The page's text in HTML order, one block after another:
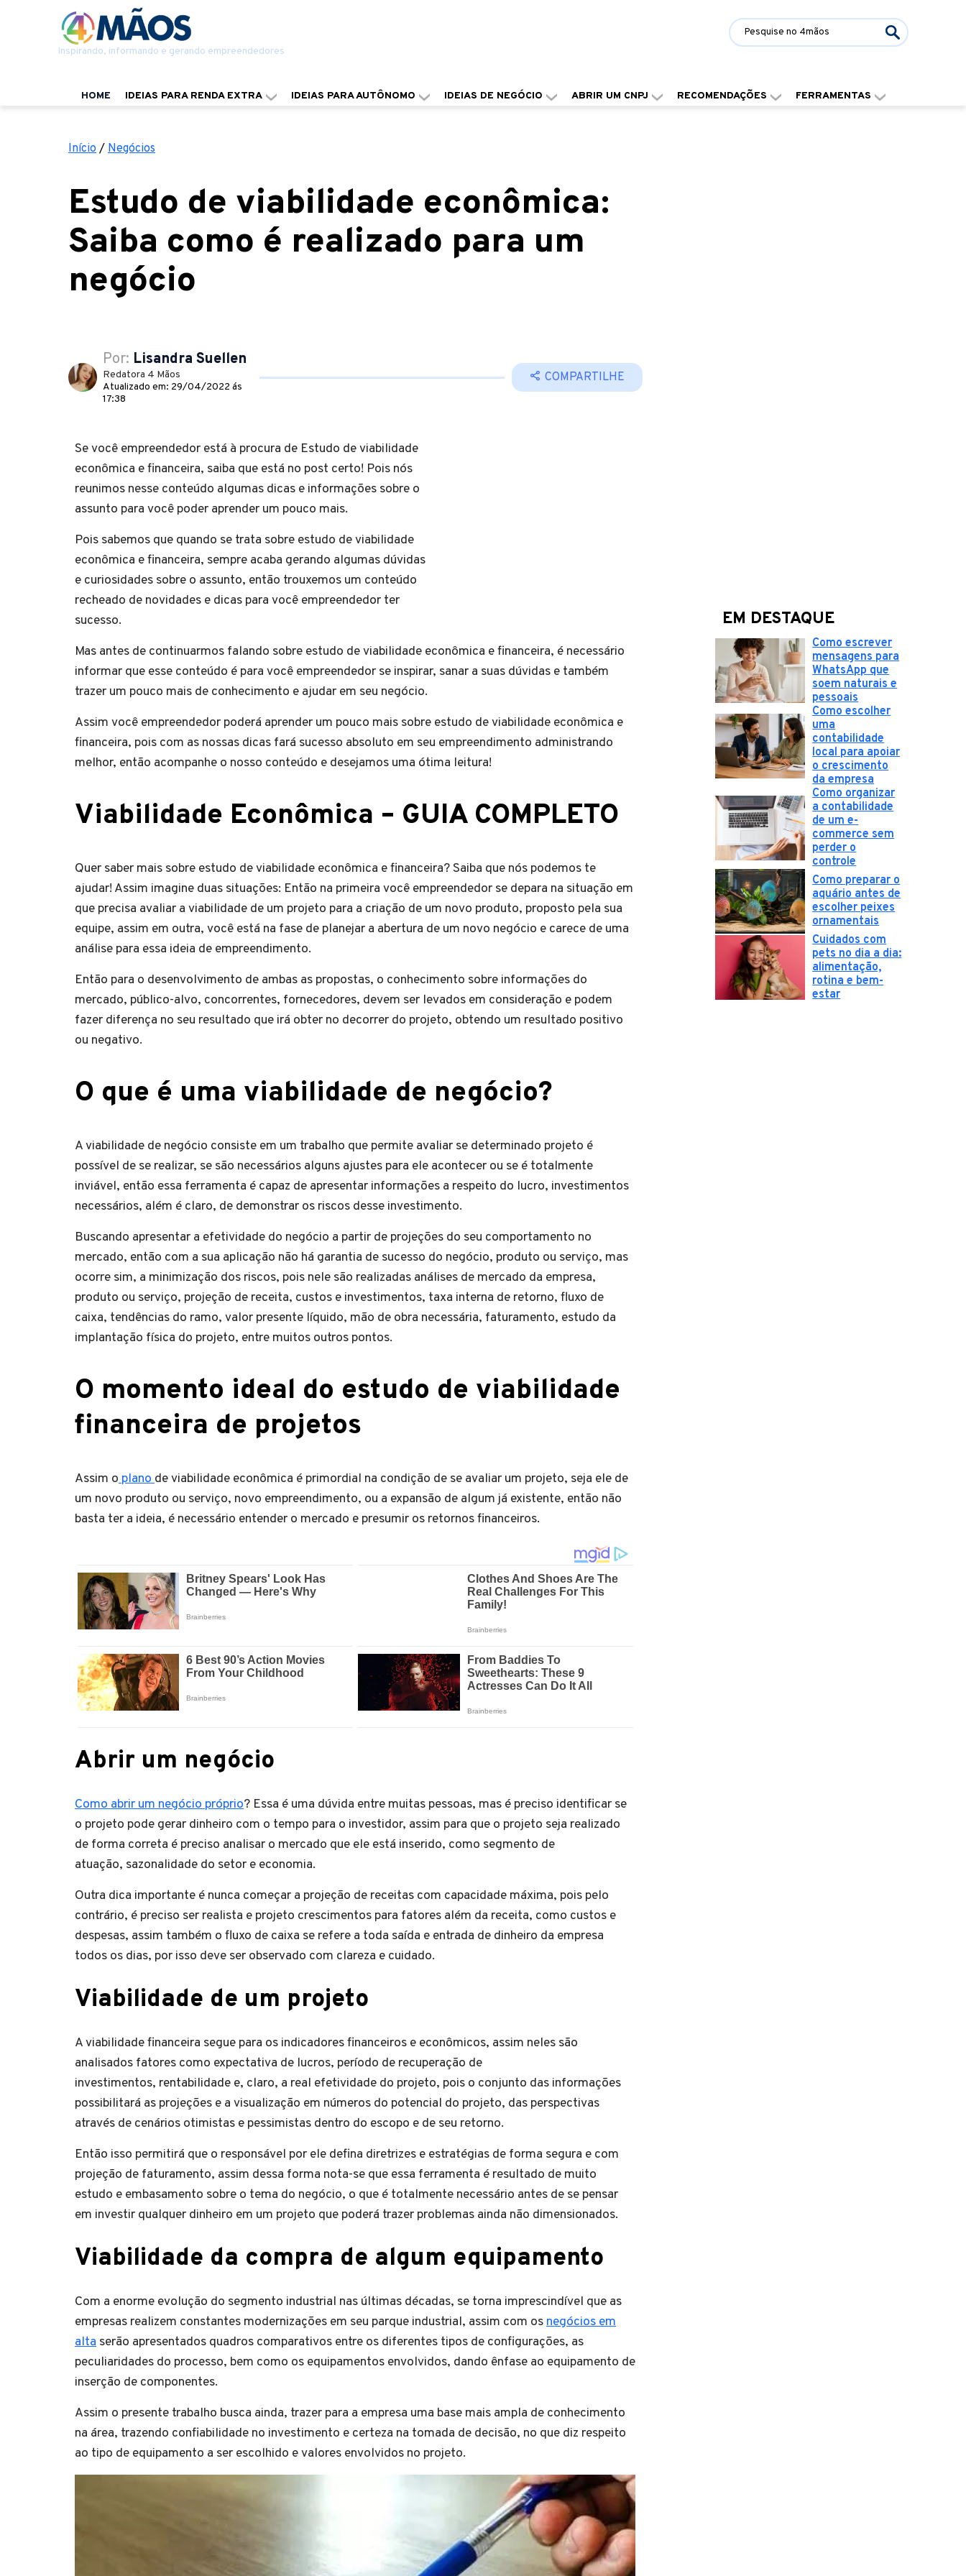
Inspirando, informando e gerando empreendedores
HOME IDEIAS PARA RENDA EXTRA IDEIAS PARA AUTÔNOMO IDEIAS DE NEGÓCIO ABRIR UM CNPJ RECOMENDAÇÕES FERRAMENTAS
Início / Negócios
Estudo de viabilidade econômica:
Saiba como é realizado para um
negócio
Por: Lisandra Suellen
Redatora 4 Mãos
Atualizado em: 29/04/2022 ás
17:38
COMPARTILHE
Se você empreendedor está à procura de Estudo de viabilidade
econômica e financeira, saiba que está no post certo! Pois nós
reunimos nesse conteúdo algumas dicas e informações sobre o
assunto para você poder aprender um pouco mais.
Pois sabemos que quando se trata sobre estudo de viabilidade
econômica e financeira, sempre acaba gerando algumas dúvidas
e curiosidades sobre o assunto, então trouxemos um conteúdo
recheado de novidades e dicas para você empreendedor ter
sucesso.
Mas antes de continuarmos falando sobre estudo de viabilidade econômica e financeira, é necessário
informar que esse conteúdo é para você empreendedor se inspirar, sanar a suas dúvidas e também
trazer um pouco mais de conhecimento e ajudar em seu negócio.
Assim você empreendedor poderá aprender um pouco mais sobre estudo de viabilidade econômica e
financeira, pois com as nossas dicas fará sucesso absoluto em seu empreendimento administrando
melhor, então acompanhe o nosso conteúdo e desejamos uma ótima leitura!
Viabilidade Econômica – GUIA COMPLETO
Quer saber mais sobre estudo de viabilidade econômica e financeira? Saiba que nós podemos te
ajudar! Assim imagine duas situações: Então na primeira você empreendedor se depara na situação em
que precisa avaliar a viabilidade de um projeto para a criação de um novo produto, proposto pela sua
equipe, assim em outra, você está na fase de planejar a abertura de um novo negócio e carece de uma
análise para essa ideia de empreendimento.
Então para o desenvolvimento de ambas as propostas, o conhecimento sobre informações do
mercado, público-alvo, concorrentes, fornecedores, devem ser levados em consideração e podem
fazer diferença no seu resultado que irá obter no decorrer do projeto, obtendo um resultado positivo
ou negativo.
O que é uma viabilidade de negócio?
A viabilidade de negócio consiste em um trabalho que permite avaliar se determinado projeto é
possível de se realizar, se são necessários alguns ajustes para ele acontecer ou se é totalmente
inviável, então essa ferramenta é capaz de apresentar informações a respeito do lucro, investimentos
necessários, além é claro, de demonstrar os riscos desse investimento.
Buscando apresentar a efetividade do negócio a partir de projeções do seu comportamento no
mercado, então com a sua aplicação não há garantia de sucesso do negócio, produto ou serviço, mas
ocorre sim, a minimização dos riscos, pois nele são realizadas análises de mercado da empresa,
produto ou serviço, projeção de receita, custos e investimentos, taxa interna de retorno, fluxo de
caixa, tendências do ramo, valor presente líquido, mão de obra necessária, faturamento, estudo da
implantação física do projeto, entre muitos outros pontos.
O momento ideal do estudo de viabilidade
financeira de projetos
Assim o plano de viabilidade econômica é primordial na condição de se avaliar um projeto, seja ele de
um novo produto ou serviço, novo empreendimento, ou a expansão de algum já existente, então não
basta ter a ideia, é necessário entender o mercado e presumir os retornos financeiros.
Abrir um negócio
Como abrir um negócio próprio? Essa é uma dúvida entre muitas pessoas, mas é preciso identificar se
o projeto pode gerar dinheiro com o tempo para o investidor, assim para que o projeto seja realizado
de forma correta é preciso analisar o mercado que ele está inserido, como segmento de
atuação, sazonalidade do setor e economia.
Outra dica importante é nunca começar a projeção de receitas com capacidade máxima, pois pelo
contrário, é preciso ser realista e projeto crescimentos para fatores além da receita, como custos e
despesas, assim também o fluxo de caixa se refere a toda saída e entrada de dinheiro da empresa
todos os dias, por isso deve ser observado com clareza e cuidado.
Viabilidade de um projeto
A viabilidade financeira segue para os indicadores financeiros e econômicos, assim neles são
analisados fatores como expectativa de lucros, período de recuperação de
investimentos, rentabilidade e, claro, a real efetividade do projeto, pois o conjunto das informações
possibilitará as projeções e a visualização em números do potencial do projeto, das perspectivas
através de cenários otimistas e pessimistas dentro do escopo e de seu retorno.
Então isso permitirá que o responsável por ele defina diretrizes e estratégias de forma segura e com
projeção de faturamento, assim dessa forma nota-se que essa ferramenta é resultado de muito
estudo e embasamento sobre o tema do negócio, o que é totalmente necessário antes de se pensar
em investir qualquer dinheiro em um projeto que poderá trazer problemas ainda não dimensionados.
Viabilidade da compra de algum equipamento
Com a enorme evolução do segmento industrial nas últimas décadas, se torna imprescindível que as
empresas realizem constantes modernizações em seu parque industrial, assim com os negócios em
alta serão apresentados quadros comparativos entre os diferentes tipos de configurações, as
peculiaridades do processo, bem como os equipamentos envolvidos, dando ênfase ao equipamento de
inserção de componentes.
Assim o presente trabalho busca ainda, trazer para a empresa uma base mais ampla de conhecimento
na área, trazendo confiabilidade no investimento e certeza na tomada de decisão, no que diz respeito
ao tipo de equipamento a ser escolhido e valores envolvidos no projeto.
EM DESTAQUE
Como escrever
mensagens para
WhatsApp que
soem naturais e
pessoais
Como escolher
uma
contabilidade
local para apoiar
o crescimento
da empresa
Como organizar
a contabilidade
de um e-
commerce sem
perder o
controle
Como preparar o
aquário antes de
escolher peixes
ornamentais
Cuidados com
pets no dia a dia:
alimentação,
rotina e bem-
estar